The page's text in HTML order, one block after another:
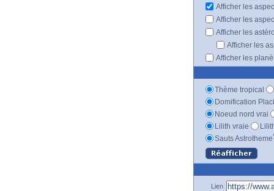
Afficher les
Afficher les
Afficher les
Afficher les
Afficher les
Thème tropical
Domification
Noeud nord vrai
Lilith vraie
Sauts Astrotheme
Lien